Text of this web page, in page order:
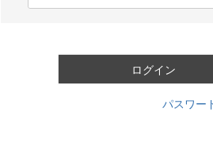
ログイン
パスワー